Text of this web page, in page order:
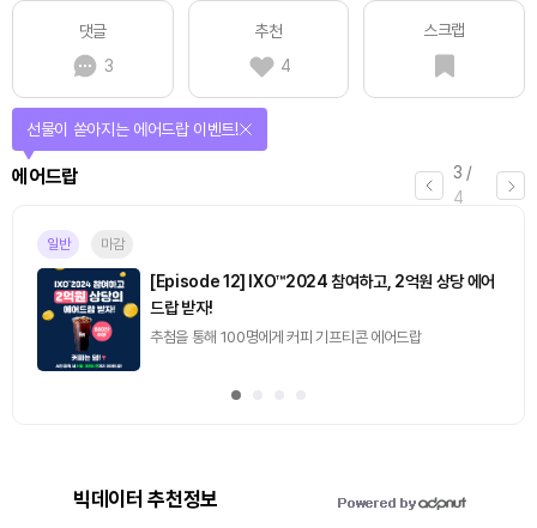
댓글
3
추천
4
스크랩
3 /
4
에어드랍
선물이 쏟아지는 에어드랍 이벤트!
일반 마감
[Episode 12] IXO™2024 참여하고, 2억원 상당 에어
드랍 받자!
추첨을 통해 100명에게 커피 기프티콘 에어드랍
빅데이터 추천정보